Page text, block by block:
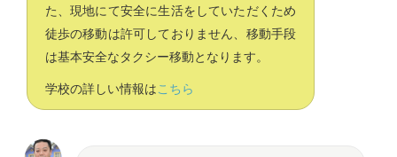
た、現地にて安全に生活をしていただくため
徒歩の移動は許可しておりません、移動手段
は基本安全なタクシー移動となります。
学校の詳しい情報はこちら